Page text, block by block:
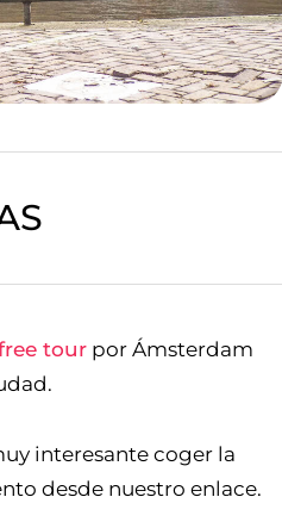
tour por Ámsterdam
interesante coger la
desde nuestro enlace.